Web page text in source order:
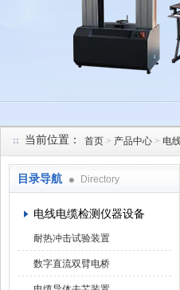
当前位置： 首页 > 产品中心 > 电
目录导航 Directory
电线电缆检测仪器设备
耐热冲击试验装置
数字直流双臂电桥